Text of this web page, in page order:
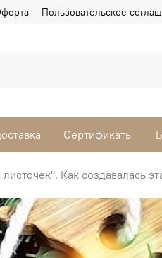
Пользовательское
Сертификаты
Как создавалась